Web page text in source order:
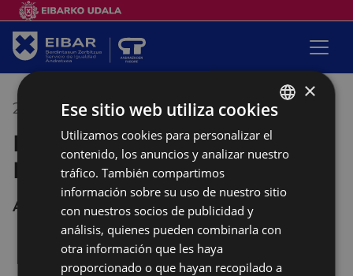
26/11/2018 17:00- 19:30
Reunión de la Mesa de la
Mujer
Andretxea
BASQUE
SPANISH
×
Ese sitio web utiliza cookies
Utilizamos cookies para personalizar el
contenido, los anuncios y analizar nuestro
tráfico. También compartimos
información sobre su uso de nuestro sitio
con nuestros socios de publicidad y
análisis, quienes pueden combinarla con
otra información que les haya
proporcionado o que hayan recopilado a